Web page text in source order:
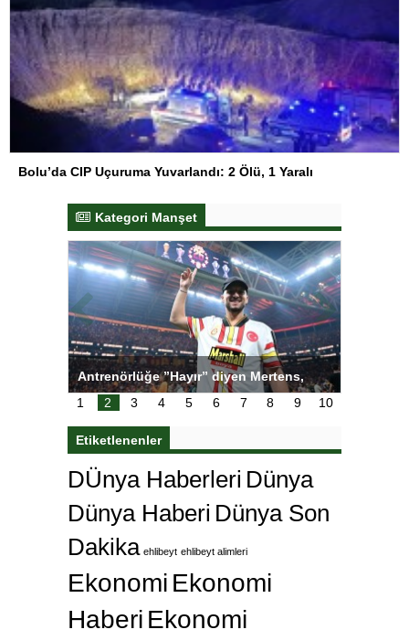
Bolu’da CIP Uçuruma Yuvarlandı: 2 Ölü, 1 Yaralı
Kategori Manşet
Antrenörlüğe ”Hayır” diyen Mertens,
Galatasaray’dan bakın ne istedi
1
2 3 4 5 6 7 8 9 10
Etiketlenenler
DÜnya Haberleri Dünya
Dünya Haberi Dünya Son
Dakika ehlibeyt ehlibeyt alimleri
Ekonomi Ekonomi
Haberi Ekonomi